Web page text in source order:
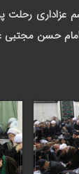
عزاداری رحلت
حسن مجتبی